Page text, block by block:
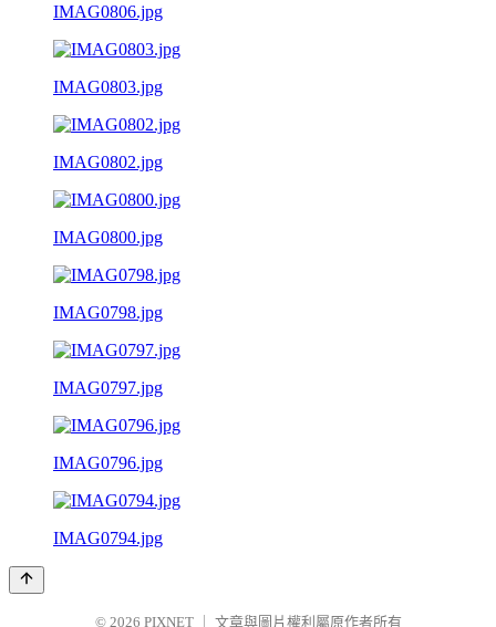
IMAG0806.jpg
IMAG0803.jpg
IMAG0802.jpg
IMAG0800.jpg
IMAG0798.jpg
IMAG0797.jpg
IMAG0796.jpg
IMAG0794.jpg
© 2026 PIXNET 文章與圖片權利屬原作者所有